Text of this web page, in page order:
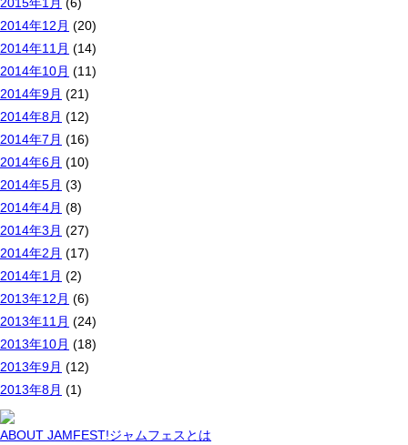
2014年12月 (20)
2014年11月 (14)
2014年10月 (11)
2014年9月 (21)
2014年8月 (12)
2014年7月 (16)
2014年6月 (10)
2014年5月 (3)
2014年4月 (8)
2014年3月 (27)
2014年2月 (17)
2014年1月 (2)
2013年12月 (6)
2013年11月 (24)
2013年10月 (18)
2013年9月 (12)
2013年8月 (1)
ABOUT JAMFEST!ジャムフェスとは